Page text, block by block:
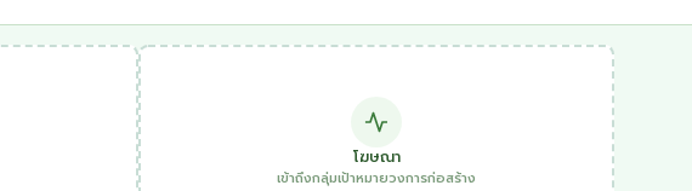
โฆษณา
เข้าถึงกลุ่มเป้าหมายวงการก่อสร้าง